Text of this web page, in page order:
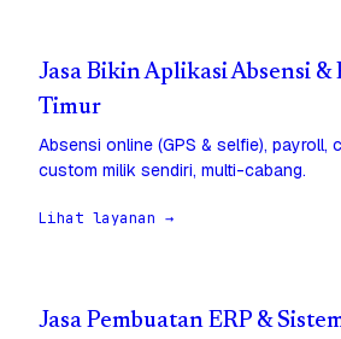
Jasa Bikin Aplikasi Absensi &
Timur
Absensi online (GPS & selfie), payroll,
custom milik sendiri, multi-cabang.
Lihat layanan →
Jasa Pembuatan ERP &